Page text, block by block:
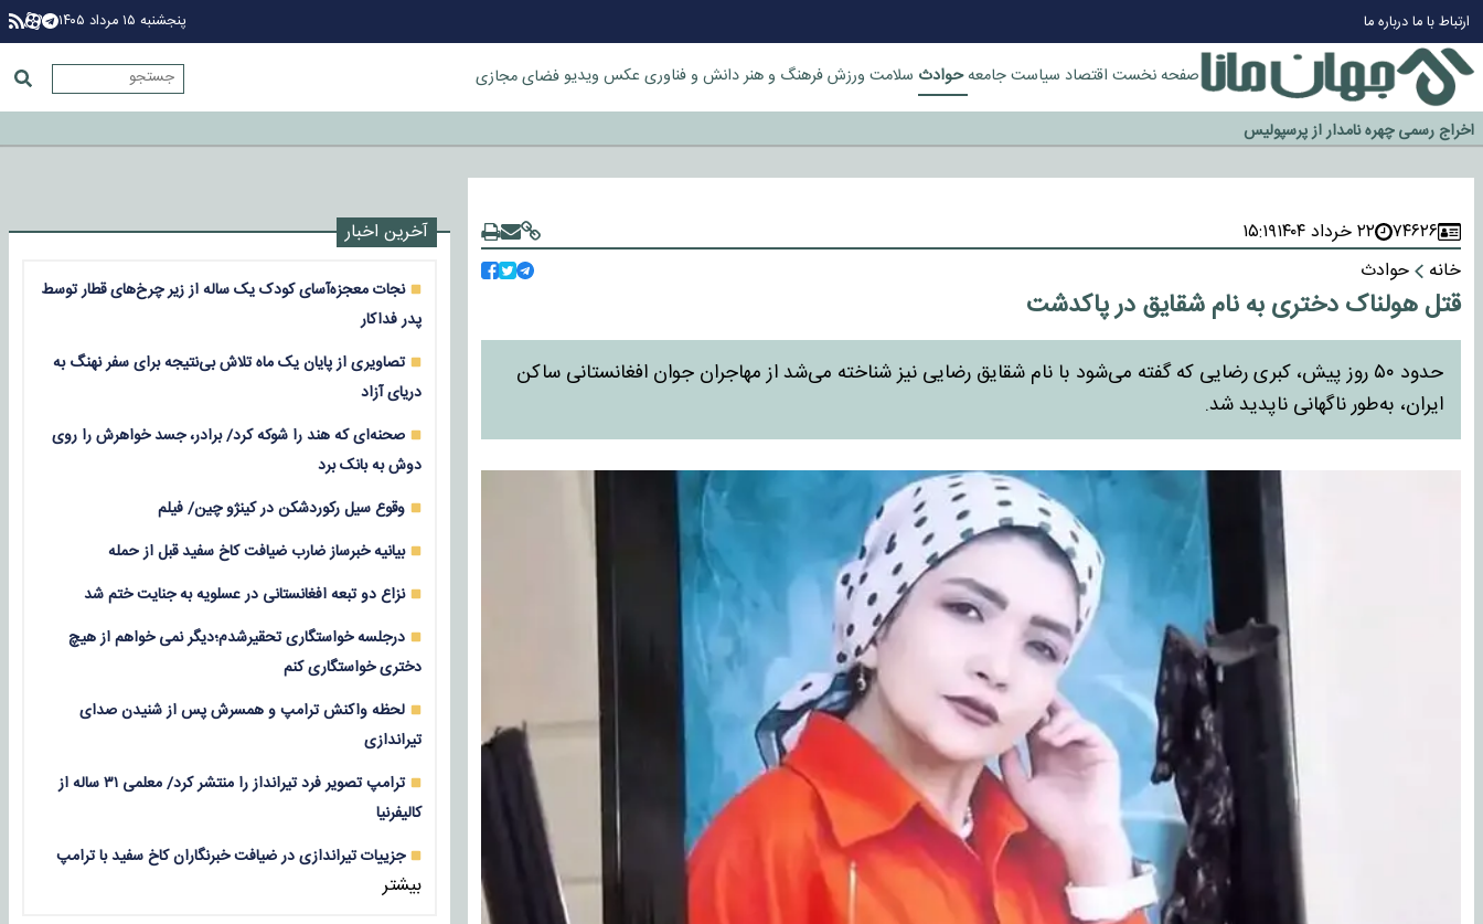
ارتباط با مادرباره ما پنجشنبه ۱۵ مرداد ۱۴۰۵
صفحه نخست اقتصاد سیاستجامعهحوادث سلامت ورزشفرهنگ و هنردانش و فناوری عکس ویدیوفضای مجازی
چرا طلا دوباره افزایشی شد؟
گزینه جدایی اوسمار روی میز مدیران پرسپولیس
آیا رئیس جمهور آمریکا قانون را دور می‌زند؟
اخراج رسمی چهره نامدار از پرسپولیس
سازمان اطلاعات سپاه: پروژه دولت ترامپ برای مهار چین، روسیه و اروپا شکست خورد
۷۴۶۲۶ ۲۲ خرداد ۱۴۰۴
۱۵:۱۹
خانه
حوادث
قتل هولناک دختری به نام شقایق در پاکدشت
حدود ۵۰ روز پیش، کبری رضایی که گفته می‌شود با نام شقایق رضایی نیز شناخته می‌شد از مهاجران جوان افغانستانی ساکن
ایران، به‌طور ناگهانی ناپدید شد.​
آخرین اخبار
نجات معجزه‌آسای کودک یک ساله از زیر چرخ‌های قطار توسط
پدر فداکار
تصاویری از پایان یک ماه تلاش بی‌نتیجه برای سفر نهنگ به
دریای آزاد
صحنه‌ای که هند را شوکه کرد/ برادر، جسد خواهرش را روی
دوش به بانک برد
وقوع سیل رکوردشکن در کینژو چین/ فیلم
بیانیه خبرساز ضارب ضیافت کاخ سفید قبل از حمله
نزاع دو تبعه افغانستانی در عسلویه به جنایت ختم شد
درجلسه خواستگاری تحقیرشدم؛دیگر نمی خواهم از هیچ
دختری خواستگاری کنم
لحظه واکنش ترامپ و همسرش پس از شنیدن صدای
تیراندازی
ترامپ تصویر فرد تیرانداز را منتشر کرد/ معلمی ۳۱ ساله از
کالیفرنیا
جزییات تیراندازی در ضیافت خبرنگاران کاخ سفید با ترامپ
بیشتر